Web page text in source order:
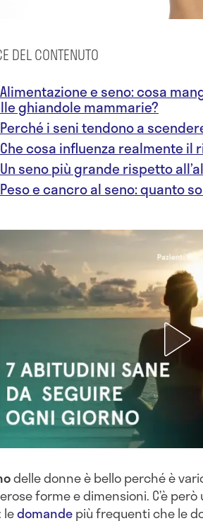
DEL CONTENUTO
e seno: cosa
ghiandole mammarie?
i seni tendono a
cosa influenza realmente il
seno più grande rispetto
e cancro al seno: quanto
delle donne è bello perché è
forme e dimensioni. C’è
domandepiù frequenti che le